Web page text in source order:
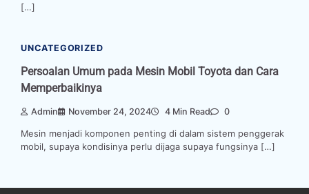
[…]
UNCATEGORIZED
Persoalan Umum pada Mesin Mobil Toyota dan Cara
Memperbaikinya
Admin November 24, 2024 4 Min Read 0
Mesin menjadi komponen penting di dalam sistem penggerak
mobil, supaya kondisinya perlu dijaga supaya fungsinya […]